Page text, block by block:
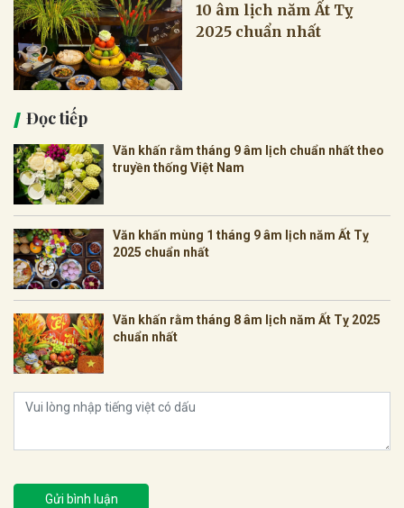
10 âm lịch năm Ất Tỵ
2025 chuẩn nhất
Đọc tiếp
Văn khấn rằm tháng 9 âm lịch chuẩn nhất theo
truyền thống Việt Nam
Văn khấn mùng 1 tháng 9 âm lịch năm Ất Tỵ
2025 chuẩn nhất
Văn khấn rằm tháng 8 âm lịch năm Ất Tỵ 2025
chuẩn nhất
Gửi bình luận